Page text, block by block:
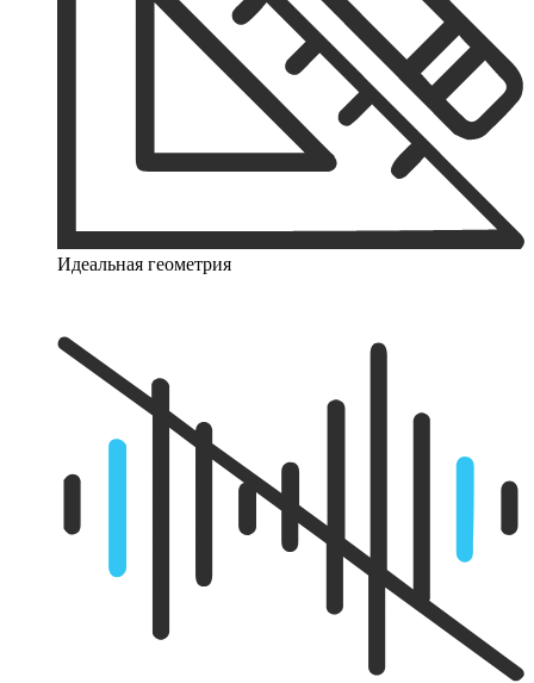
Идеальная геометрия